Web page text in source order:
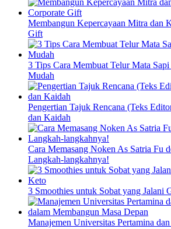
Membangun Kepercayaan Mitra dan
Gift
3 Tips Cara Membuat Telur Mata Sapi
Mudah
Pengertian Tajuk Rencana (Teks
dan Kaidah
Cara Memasang Noken As Satria Fu
Langkah-langkahnya!
3 Smoothies untuk Sobat yang Jalani
Manajemen Universitas Pertamina